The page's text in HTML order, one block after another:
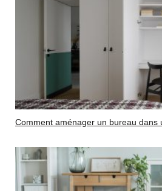
Comment aménager un bureau dans